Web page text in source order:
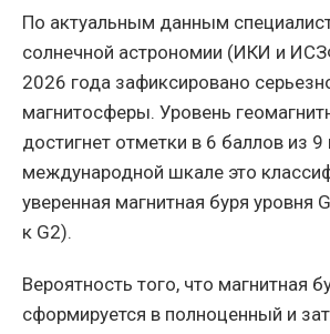
По актуальным данным
солнечной астрономии (ИКИ и
2026 года зафиксировано
магнитосферы. Уровень
достигнет отметки в 6 баллов из
международной шкале это
уверенная магнитная буря уровня
к G2).
Вероятность того, что магнитная
сформируется в полноценный и